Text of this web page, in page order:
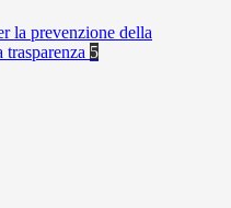
la prevenzione della
5